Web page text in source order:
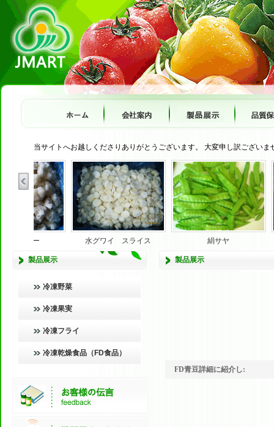
当サイトへお越しくださりありがとうございます。 大変申し訳ござい
ワイ スライス 絹サヤ ブロッコリー
製品展示
冷凍野菜
冷凍果実
冷凍フライ
冷凍乾燥食品（FD食品）
製品展示
FD青豆詳細に紹介し: